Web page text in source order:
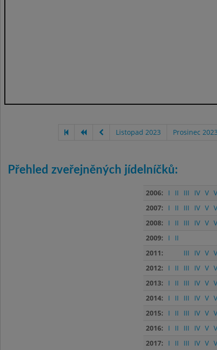
Listopad 2023 Prosinec
Přehled zveřejněných jídelníčků:
2006: I II III IV V
2007:
I II III IV V
2008:
I II III IV V
2009:
I
II
2011:
III IV V
2012:
I II III IV V
2013:
I II III IV V
2014:
I II III IV V
2015:
I II III IV V
2016:
I II III IV V
2017:
I II III IV V